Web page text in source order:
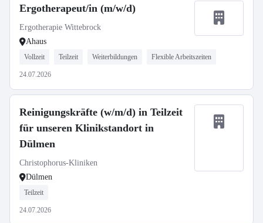
Ergotherapeut/in (m/w/d)
Ergotherapie Wittebrock
Ahaus
Vollzeit Teilzeit Weiterbildungen Flexible Arbeitszeiten
24.07.2026
Reinigungskräfte (w/m/d) in Teilzeit
für unseren Klinikstandort in
Dülmen
Christophorus-Kliniken
Dülmen
Teilzeit
24.07.2026